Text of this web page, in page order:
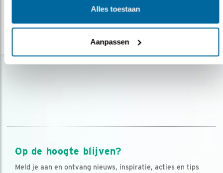
Alles toestaan
Aanpassen
Op de hoogte blijven?
Meld je aan en ontvang nieuws, inspiratie, acties en tips